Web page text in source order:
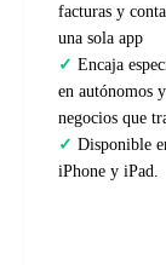
facturas y
una sola app
Encaja
en autónomos
negocios que
Disponible
iPhone y iPad.